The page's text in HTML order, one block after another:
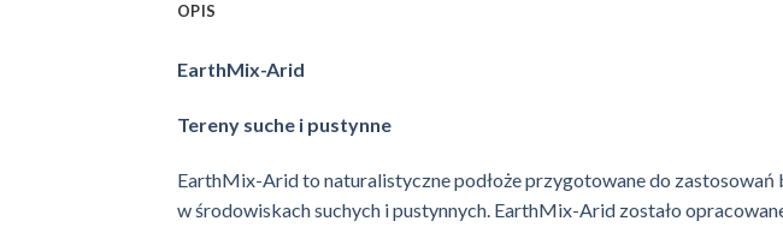
OPIS
EarthMix-Arid
Tereny suche i pustynne
EarthMix-Arid to naturalistyczne podłoże przygotowane do
w środowiskach suchych i pustynnych. EarthMix-Arid zostało